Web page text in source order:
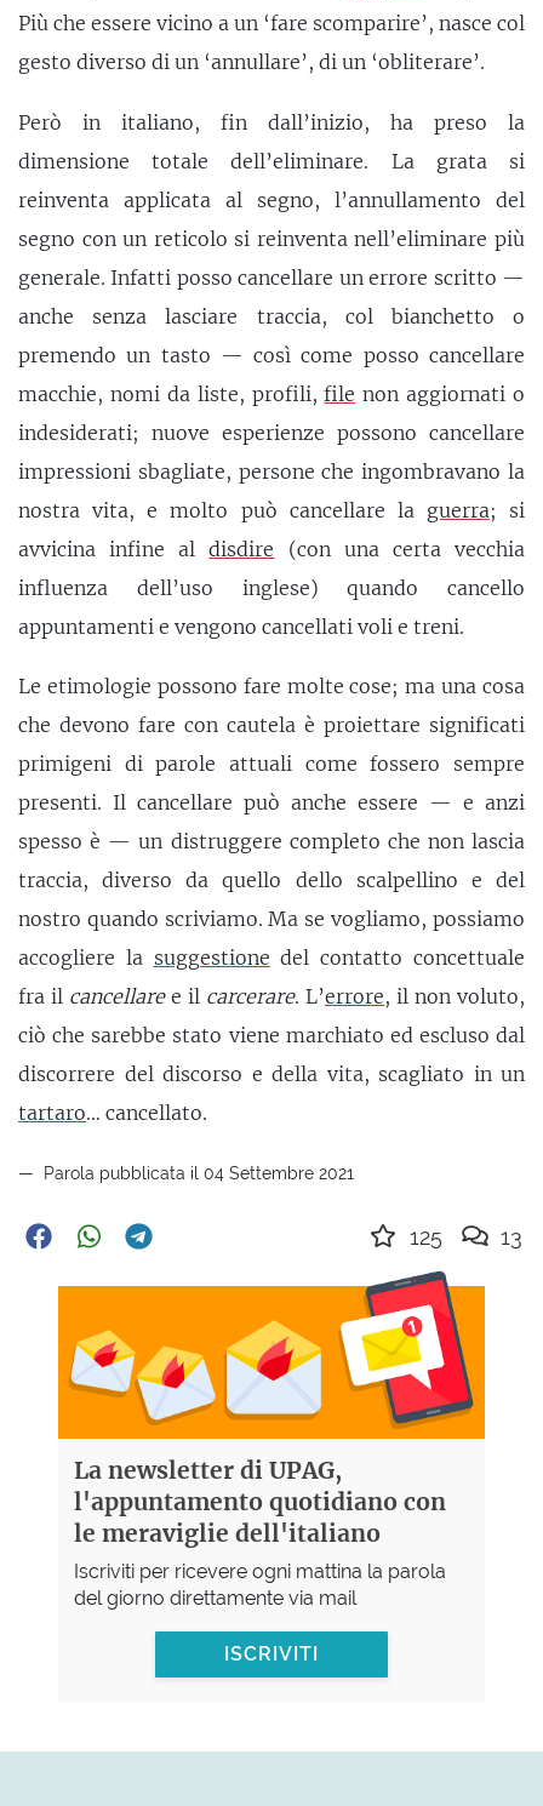
Più che essere vicino a un ‘fare scomparire’, nasce col
gesto diverso di un ‘annullare’, di un ‘obliterare’.
Però in italiano, fin dall’inizio, ha preso la
dimensione totale dell’eliminare. La grata si
reinventa applicata al segno, l’annullamento del
segno con un reticolo si reinventa nell’eliminare più
generale. Infatti posso cancellare un errore scritto —
anche senza lasciare traccia, col bianchetto o
premendo un tasto — così come posso cancellare
macchie, nomi da liste, profili,file non aggiornati o
indesiderati; nuove esperienze possono cancellare
impressioni sbagliate, persone che ingombravano la
nostra vita, e molto può cancellare la guerra; si
avvicina infine aldisdire (con una certa vecchia
influenza dell’uso inglese) quando cancello
appuntamenti e vengono cancellati voli e treni.
Le etimologie possono fare molte cose; ma una cosa
che devono fare con cautela è proiettare significati
primigeni di parole attuali come fossero sempre
presenti. Il cancellare può anche essere — e anzi
spesso è — un distruggere completo che non lascia
traccia, diverso da quello dello scalpellino e del
nostro quando scriviamo. Ma se vogliamo, possiamo
accogliere la suggestione del contatto concettuale
fra il cancellaree il carcerare. L’errore, il non voluto,
ciò che sarebbe stato viene marchiato ed escluso dal
discorrere del discorso e della vita, scagliato in un
tartaro… cancellato.
Parola pubblicata il 04 Settembre 2021
125 13
La newsletter di UPAG,
l'appuntamento quotidiano con
le meraviglie dell'italiano
Iscriviti per ricevere ogni mattina la parola
del giorno direttamente via mail
ISCRIVITI